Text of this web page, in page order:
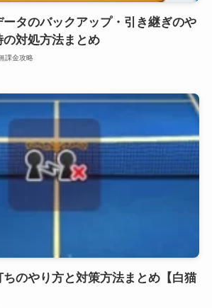
ータのバックアップ・引き継ぎのや
の対処方法まとめ
課金攻略
ちのやり方と対策方法まとめ【白猫